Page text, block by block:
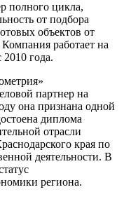
полного цикла,
от подбора
объектов от
работает на
года.
партнер на
она признана одной
диплома
отрасли
края по
деятельности. В
региона.